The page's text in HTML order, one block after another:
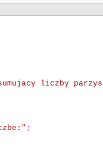
liczby
;